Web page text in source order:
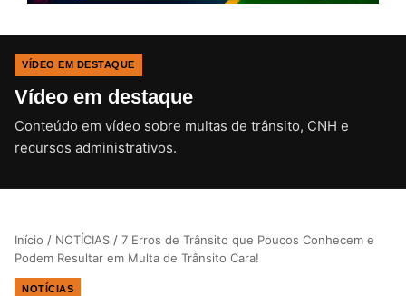
VÍDEO EM DESTAQUE
Vídeo em destaque
Conteúdo em vídeo sobre multas de trânsito, CNH e
recursos administrativos.CLIQUE PARA ATIVAR O SOM
Início / NOTÍCIAS / 7 Erros de Trânsito que Poucos Conhecem e
Podem Resultar em Multa de Trânsito Cara!
NOTÍCIAS